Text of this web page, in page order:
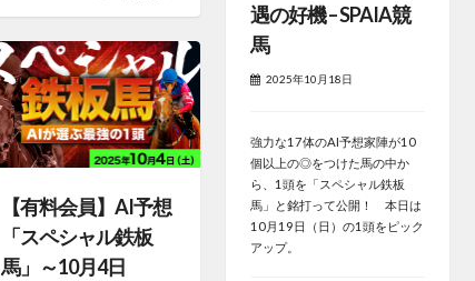
遇の好機 – SPAIA競
馬
2025年10月18日
強力な17体のAI予想家陣が10
個以上の◎をつけた馬の中か
ら、1頭を「スペシャル鉄板
馬」と銘打って公開！ 本日は
10月19日（日）の1頭をピック
アップ。
【有料会員】AI予想
「スペシャル鉄板
馬」～10月4日